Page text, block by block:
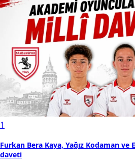
1
Furkan Bera Kaya, Yağız Kodaman ve
daveti